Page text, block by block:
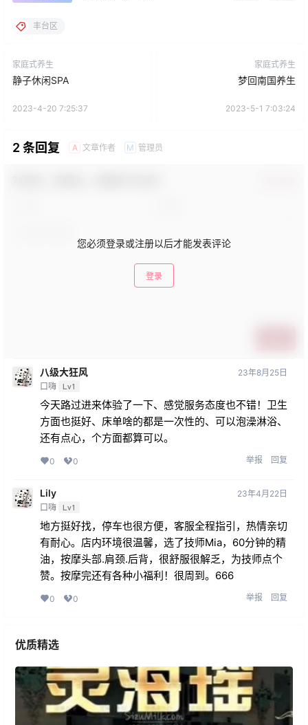
丰台区
家庭式养生
静子休闲SPA
2023-4-20 7:25:37
家庭式养生
梦回南国养生
2023-5-1 7:03:24
2 条回复 A 文章作者 M 管理员
您必须登录或注册以后才能发表评论
登录
八级大狂风
口嗨 Lv1
23年8月25日
今天路过进来体验了一下、感觉服务态度也不错！卫生
方面也挺好、床单啥的都是一次性的、可以泡澡淋浴、
还有点心，个方面都算可以。
0 0 举报 回复
Lily
口嗨 Lv1
23年4月22日
地方挺好找，停车也很方便，客服全程指引，热情亲切
有耐心。店内环境很温馨，选了技师Mia，60分钟的精
油，按摩头部.肩颈.后背，很舒服很解乏，为技师点个
赞。按摩完还有各种小福利！很周到。666
0 0 举报 回复
优质精选